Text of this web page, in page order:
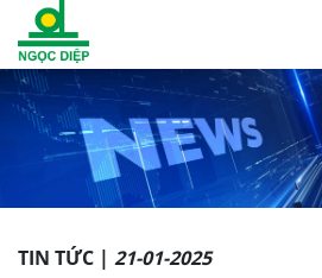
TIN TỨC | 21-01-2025